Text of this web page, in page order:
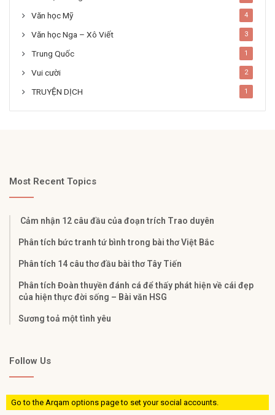
Văn học Mỹ 4
Văn học Nga – Xô Viết 3
Trung Quốc 1
Vui cười 2
TRUYỆN DỊCH 1
Most Recent Topics
Cảm nhận 12 câu đầu của đoạn trích Trao duyên
Phân tích bức tranh tứ bình trong bài thơ Việt Bắc
Phân tích 14 câu thơ đầu bài thơ Tây Tiến
Phân tích Đoàn thuyền đánh cá để thấy phát hiện về cái đẹp
của hiện thực đời sống – Bài văn HSG
Sương toả một tình yêu
Follow Us
Go to the Arqam options page to set your social accounts.